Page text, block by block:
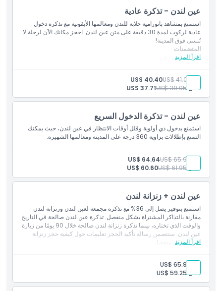
سياسة الإلغاء
عين لندن - تذكرة عادية
استمتع بمشاهد بانورامية خلابة للندن ومعالمها الأيقونية مع تذكرة دخول
عادية لركوب لمدة 30 دقيقة على متن عين لندن. احجز مكانك الآن لرحلة لا
تُنسى فوق المدينة!
اقرأ المزيد
المتضمنات
تذكرة دخول عامة
الحجز متاح ليوم غد أو لأي تاريخ مستقبلي (غير صالح للدخول في
نفس اليوم)
بالغ: US$ 41.07
US$ 40.40
طفل:US$ 39.05
US$ 37.71
عين لندن - تذكرة الدخول السريع
استمتع بدخول ذي أولوية وقلل أوقات الانتظار في عين لندن، حيث يمكنك
التمتع بإطلالات بزاوية 360 درجة على المدينة ومعالمها الشهيرة.
بالغ: US$ 65.99
US$ 64.64
طفل:US$ 61.95
US$ 60.60
عين لندن + زنزانة لندن
استمتع بتوفير يصل إلى 36% مع تذكرة مجمعة لعين لندن وزنزانة لندن
مقارنة بالتذاكر المشتراة بشكل منفصل. تذكرة عين لندن صالحة في التاريخ
والوقت الذي تختاره، بينما تذكرة زنزانة لندن صالحة خلال 90 يومًا من زيارة
عين لندن. ستتضمن رسالة تأكيد الحجز تعليمات حول كيفية حجز زنزانة
لندن بشكل منفصل.
اقرأ المزيد
بالغ:
US$ 65.99
طفل:US$ 59.25